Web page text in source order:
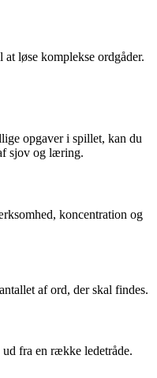
løse komplekse ordgåder.
opgaver i spillet, kan du
sjov og læring.
koncentration og
af ord, der skal findes.
fra en række ledetråde.